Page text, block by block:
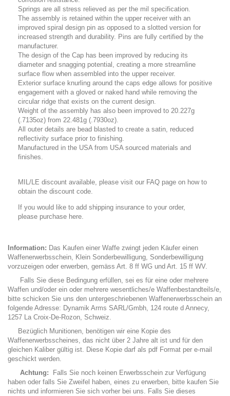
Springs are all stress relieved as per the mil specification.
The assembly is retained within the upper receiver with an
improved spiral design pin as opposed to a slotted version for
increased strength and durability. Pins are fully certified by the
manufacturer.
The design of the Cap has been improved by reducing its
diameter and snagging potential, creating a more streamline
surface flow when assembled into the upper receiver.
Exterior surface knurling around the caps edge allows for positive
engagement with a gloved or naked hand while removing the
circular ridge that exists on the current design.
Weight of the assembly has also been improved to 20.227g
(.7135oz) from 22.481g (.7930oz).
All outer details are bead blasted to create a satin, reduced
reflectivity surface prior to finishing.
Manufactured in the USA from USA sourced materials and
finishes.
MIL/LE discount available, please visit our FAQ page on how to
obtain the discount code.
If you would like to add shipping insurance to your order,
please purchase here.
Information: Das Kaufen einer Waffe zwingt jeden Käufer einen
Waffenerwerbsschein, Klein Sonderbewilligung, Sonderbewilligung
vorzuzeigen oder erwerben, gemäss Art. 8 ff WG und Art. 15 ff WV.
Falls Sie diese Bedingung erfüllen, sei es für eine oder mehrere
Waffen und/oder ein oder mehrere wesentliches/e Waffenbestandteils/e,
bitte schicken Sie uns den untergeschriebenen Waffenerwerbsschein an
folgende Adresse: Dynamik Arms SARL/Gmbh, 124 route d Annecy,
1257 La Croix-De-Rozon, Schweiz.
Bezüglich Munitionen, benötigen wir eine Kopie des
Waffenerwerbsscheines, das nicht über 2 Jahre alt ist und für den
gleichen Kaliber gültig ist. Diese Kopie darf als pdf Format per e-mail
geschickt werden.
Achtung: Falls Sie noch keinen Erwerbsschein zur Verfügung
haben oder falls Sie Zweifel haben, eines zu erwerben, bitte kaufen Sie
nichts und informieren Sie sich vorher bei uns. Falls Sie dieses